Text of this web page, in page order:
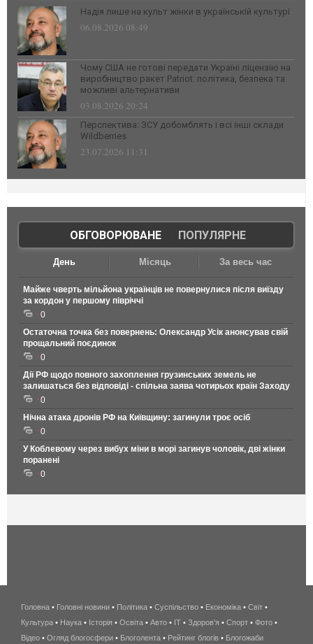
Надія лише на культ жінки в українській культурі
06.08.2026 08:49
Чому США не готові передати Україні ліцензію на
виробництво ракет Patriot: політика, безпека та
можливі альтернативи
03.08.2026 20:24
Перспектива: ЗСУ добомблять і всі інші склади
Wildberries
23.07.2026 11:31
ОБГОВОРЮВАНЕ| ПОПУЛЯРНЕ
День Місяць За весь час
Майже чверть мільйона українців не повернулися після виїзду
за кордон у першому півріччі
0
Остаточна точка без повернень: Олександр Усік анонсував свій
прощальний поєдинок
0
Дії РФ щодо повного захоплення грузинських земель не
залишаться без відповіді - спільна заява чотирьох країн Заходу
0
Нічна атака дронів РФ на Київщину: загинули троє осіб
0
У Коблевому через вибух міни в морі загинув чоловік, дві жінки
поранені
0
беспроводной
интернет
киев
Головна • Головні новини • Політика • Суспільство • Економіка • Світ •
Культура • Наука • Історія • Освіта • Авто • IT • Здоров'я • Спорт • Фото •
Відео • Огляд блогосфери • Блоголента • Рейтинг блогів • Блогожаби